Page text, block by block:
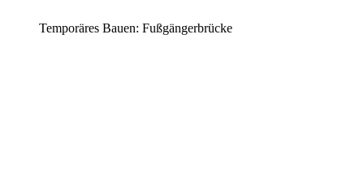
Temporäres Bauen: Fußgängerbrücke